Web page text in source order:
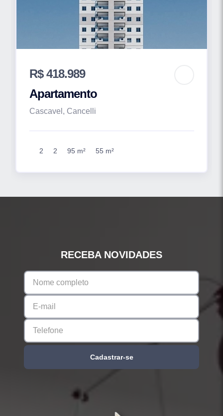
R$ 418.989
Apartamento
Cascavel, Cancelli
2 2 95 m² 55 m²
RECEBA NOVIDADES
Cadastrar-se